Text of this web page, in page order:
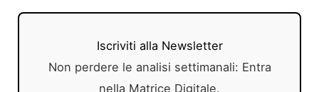
Iscriviti alla Newsletter
Non perdere le analisi settimanali: Entra
nella Matrice Digitale.